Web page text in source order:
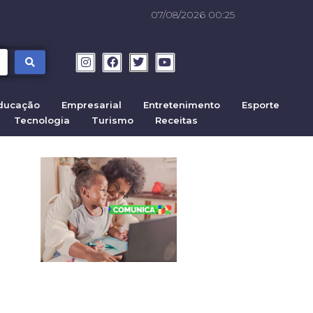
07/08/2026 00:25
Empresarial Entretenimento
Esporte
Tecnologia Turismo Receitas